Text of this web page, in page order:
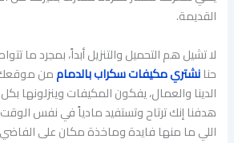
القديمة.
لا تشيل هم التحميل والتنزيل أبداً، بمجرد ما
حنانشتري مكيفات سكراب بالدماممن موقعك
الدينا والعمال، يفكون المكيفات وينزلونها
هدفنا إنك ترتاح وتستفيد مادياً في نفس
اللي ما منها فايدة وماخذة مكان على